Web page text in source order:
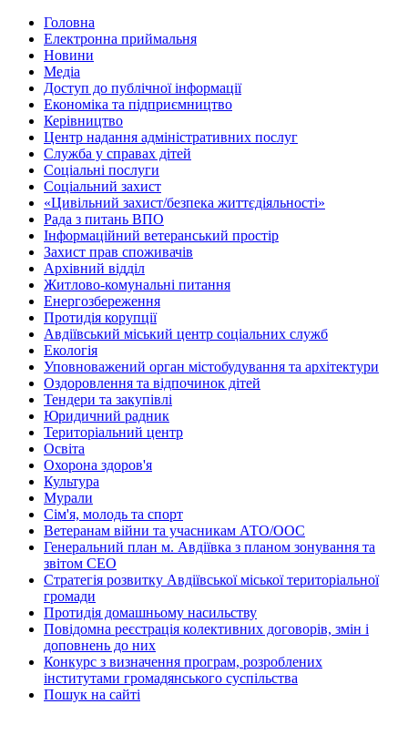
Головна
Електронна приймальня
Новини
Медіа
Доступ до публічної інформації
Економіка та підприємництво
Керівництво
Центр надання адміністративних послуг
Служба у справах дітей
Соціальні послуги
Соціальний захист
«Цивільний захист/безпека життєдіяльності»
Рада з питань ВПО
Інформаційний ветеранський простір
Захист прав споживачів
Архівний відділ
Житлово-комунальні питання
Енергозбереження
Протидія корупції
Авдіївський міський центр соціальних служб
Екологія
Уповноважений орган містобудування та архітектури
Оздоровлення та відпочинок дітей
Тендери та закупівлі
Юридичний радник
Територіальний центр
Освіта
Охорона здоров'я
Культура
Мурали
Сім'я, молодь та спорт
Ветеранам війни та учасникам АТО/ООС
Генеральний план м. Авдіївка з планом зонування та
звітом СЕО
Стратегія розвитку Авдіївської міської територіальної
громади
Протидія домашньому насильству
Повідомна реєстрація колективних договорів, змін і
доповнень до них
Конкурс з визначення програм, розроблених
інститутами громадянського суспільства
Пошук на сайті